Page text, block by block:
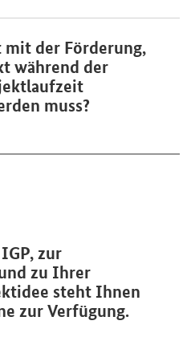
mit der Förderung,
während der
muss?
zur
zu Ihrer
steht Ihnen
zur Verfügung.